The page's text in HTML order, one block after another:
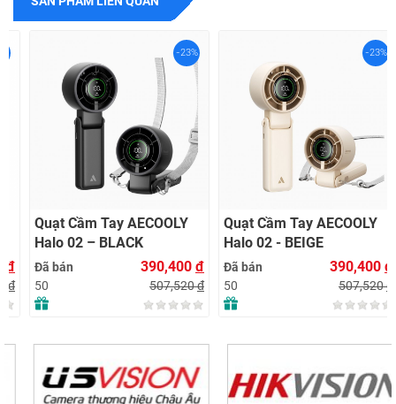
-23%
Quạt Cầm Tay AECOOLY
Halo 02 – BLACK
Đã bán
390,400đ
507,520đ
-23%
Quạt Cầm Tay AECOOLY
Halo 02 - BEIGE
Đã bán
390,400đ
507,520đ